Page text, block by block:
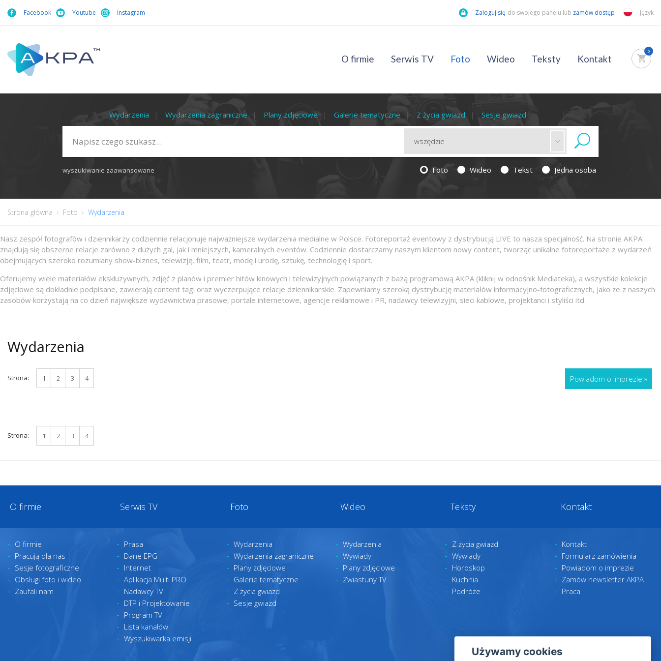
Facebook Youtube Instagram Zaloguj się do swojego panelu lub zamów dostęp Język
O firmie Serwis TV Foto Wideo Teksty Kontakt
0
Wydarzenia Wydarzenia zagraniczne Plany zdjęciowe Galerie tematyczne Z życia gwiazd Sesje gwiazd
wyszukiwanie zaawansowane Foto Wideo Tekst Jedna osoba
Strona główna Foto Wydarzenia
Nasz zespół fotografów i dziennikarzy codziennie relacjonuje najważniejsze wydarzenia medialne w Polsce. Fotoreportaż eventowy z dystrybucją LIVE to nasza specjalność. Na stronie AKPA
znajdują się obszerne relacje zarówno z dużych gal, jak i mniejszych, kameralnych eventów. Codziennie dostarczamy naszym klientom nowy content, tworząc unikalne fotoreportaże z wydarzeń
obejmujących szeroko rozumiany show-biznes, telewizję, film, teatr, modę i urodę, sztukę, technologię i sport.
Oferujemy wiele materiałów ekskluzywnych, zdjęć z planów i premier hitów kinowych i telewizyjnych powiązanych z bazą programową AKPA (kliknij w odnośnik Mediateka), a wszystkie kolekcje
zdjęciowe są dokładnie podpisane, zawierają content tagi oraz wyczerpujące relacje dziennikarskie. Zapewniamy szeroką dystrybucję materiałów informacyjno-fotograficznych, jako że z naszych
zasobów korzystają na co dzień największe wydawnictwa prasowe, portale internetowe, agencje reklamowe i PR, nadawcy telewizyjni, sieci kablowe, projektanci i styliści itd.
Wydarzenia
Strona: 1 2 3 4 Powiadom o imprezie »
Strona: 1 2 3 4
O firmie Serwis TV Foto Wideo Teksty Kontakt
O firmie
Pracują dla nas
Sesje fotograficzne
Obsługi foto i wideo
Zaufali nam
Prasa
Dane EPG
Internet
Aplikacja Multi.PRO
Nadawcy TV
DTP i Projektowanie
Program TV
Lista kanałów
Wyszukiwarka emisji
Wydarzenia
Wydarzenia zagraniczne
Plany zdjęciowe
Galerie tematyczne
Z życia gwiazd
Sesje gwiazd
Wydarzenia
Wywiady
Plany zdjęciowe
Zwiastuny TV
Z życia gwiazd
Wywiady
Horoskop
Kuchnia
Podróże
Kontakt
Formularz zamówienia
Powiadom o imprezie
Zamów newsletter AKPA
Praca
Używamy cookies